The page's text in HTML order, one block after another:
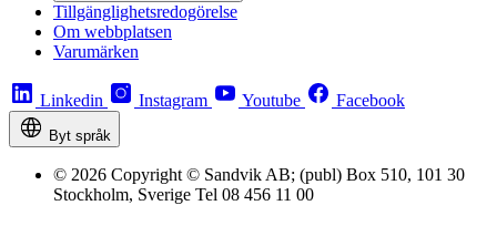
Tillgänglighetsredogörelse
Om webbplatsen
Varumärken
Linkedin Instagram Youtube Facebook
Byt språk
© 2026 Copyright © Sandvik AB; (publ) Box 510, 101 30
Stockholm, Sverige Tel 08 456 11 00